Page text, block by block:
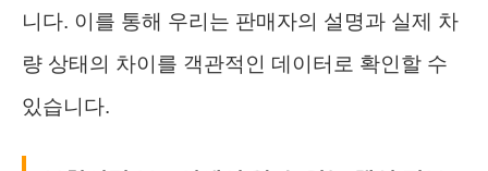
니다. 이를 통해 우리는 판매자의 설명과 실제 차
량 상태의 차이를 객관적인 데이터로 확인할 수
있습니다.